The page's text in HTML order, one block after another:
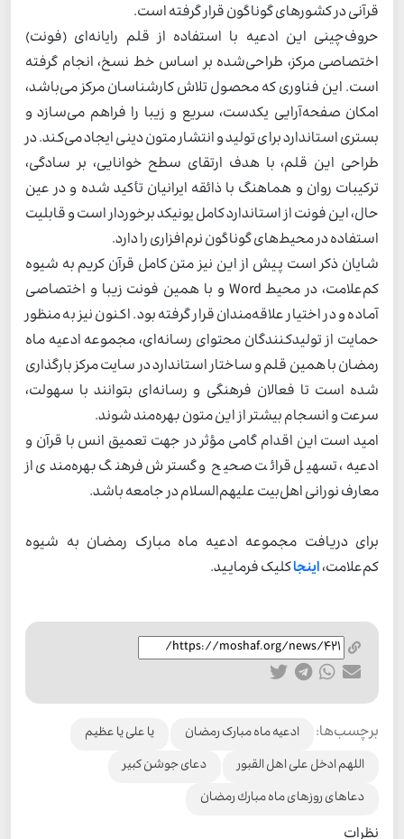
قرآنی در کشورهای گوناگون قرار گرفته است.
حروف‌چینی این ادعیه با استفاده از قلم رایانه‌ای (فونت)
اختصاصی مرکز، طراحی‌شده بر اساس خط نسخ، انجام گرفته
است. این فناوری که محصول تلاش کارشناسان مرکز می‌باشد،
امکان صفحه‌آرایی یکدست، سریع و زیبا را فراهم می‌سازد و
بستری استاندارد برای تولید و انتشار متون دینی ایجاد می‌کند. در
طراحی این قلم، با هدف ارتقای سطح خوانایی، بر سادگی،
ترکیبات روان و هماهنگ با ذائقه ایرانیان تأکید شده و در عین
حال، این فونت از استاندارد کامل یونیکد برخوردار است و قابلیت
استفاده در محیط‌های گوناگون نرم‌افزاری را دارد.
شایان ذکر است پیش از این نیز متن کامل قرآن کریم به شیوه
کم‌علامت، در محیط Word و با همین فونت زیبا و اختصاصی
آماده و در اختیار علاقه‌مندان قرار گرفته بود. اکنون نیز به منظور
حمایت از تولیدکنندگان محتوای رسانه‌ای، مجموعه ادعیه ماه
رمضان با همین قلم و ساختار استاندارد در سایت مرکز بارگذاری
شده است تا فعالان فرهنگی و رسانه‌ای بتوانند با سهولت،
سرعت و انسجام بیشتر از این متون بهره‌مند شوند.
امید است این اقدام گامی مؤثر در جهت تعمیق انس با قرآن و
ادعیه، تسهیل قرائت صحیح و گسترش فرهنگ بهره‌مندی از
معارف نورانی اهل‌بیت علیهم‌السلام در جامعه باشد.
برای دریافت مجموعه ادعیه ماه مبارک رمضان به شیوه
کم‌علامت،اینجاکلیک فرمایید.
برچسب‌ها: ادعیه ماه مبارک رمضان
یا علی یا عظیم
اللهم ادخل علی اهل القبور
دعای جوشن کبیر
دعاهاى روزهاى ماه مبارك رمضان